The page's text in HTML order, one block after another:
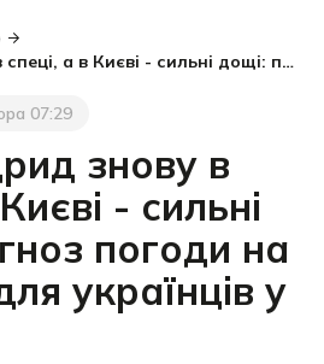
Рим і Мадрид знову в спеці, а в Києві - сильні дощі: прогноз погоди на 8 серпня для українців у Європі
07:29
знову в
- сильні
погоди на
українців у